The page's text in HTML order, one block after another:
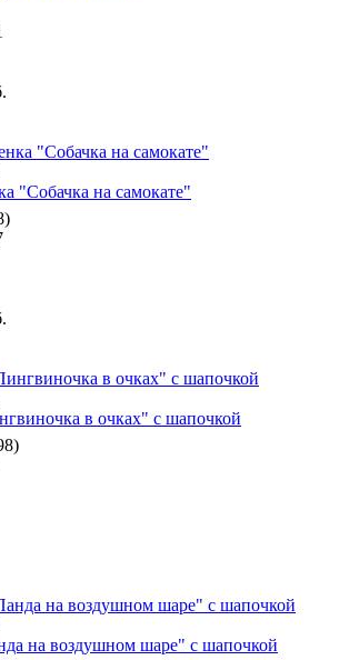
"Собачка на самокате"
в очках" с шапочкой
на воздушном шаре" с шапочкой